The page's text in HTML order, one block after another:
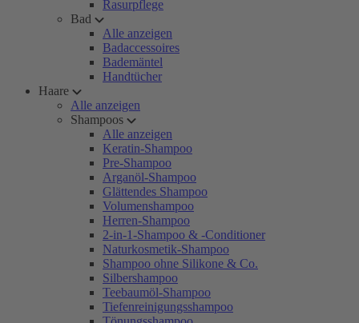
Rasurpflege
Bad
Alle anzeigen
Badaccessoires
Bademäntel
Handtücher
Haare
Alle anzeigen
Shampoos
Alle anzeigen
Keratin-Shampoo
Pre-Shampoo
Arganöl-Shampoo
Glättendes Shampoo
Volumenshampoo
Herren-Shampoo
2-in-1-Shampoo & -Conditioner
Naturkosmetik-Shampoo
Shampoo ohne Silikone & Co.
Silbershampoo
Teebaumöl-Shampoo
Tiefenreinigungsshampoo